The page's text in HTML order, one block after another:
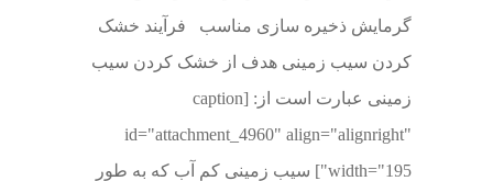
گرمایش ذخیره سازی مناسب فرآیند خشک
کردن سیب زمینی هدف از خشک کردن سیب
زمینی عبارت است از: [caption
id="attachment_4960" align="alignright"
width="195"] سیب زمینی کم آب که به طور